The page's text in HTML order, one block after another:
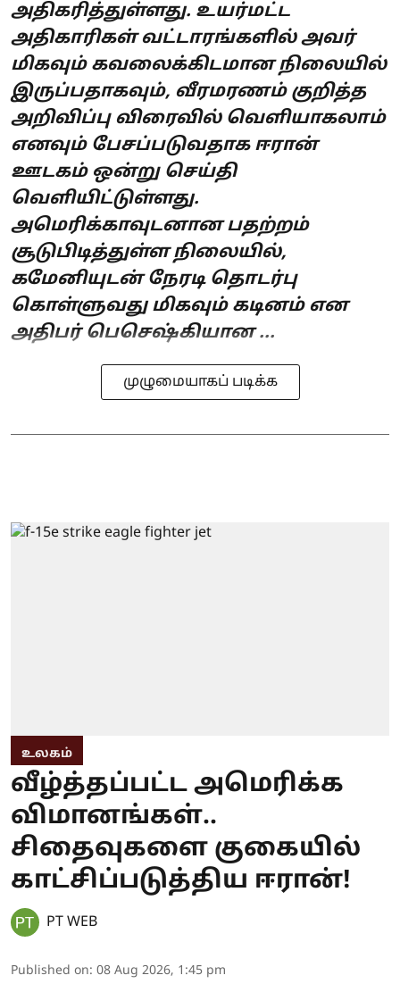
அதிகரித்துள்ளது. உயர்மட்ட
அதிகாரிகள் வட்டாரங்களில் அவர்
மிகவும் கவலைக்கிடமான நிலையில்
இருப்பதாகவும், வீரமரணம் குறித்த
அறிவிப்பு விரைவில் வெளியாகலாம்
எனவும் பேசப்படுவதாக ஈரான்
ஊடகம் ஒன்று செய்தி
வெளியிட்டுள்ளது.
அமெரிக்காவுடனான பதற்றம்
சூடுபிடித்துள்ள நிலையில்,
கமேனியுடன் நேரடி தொடர்பு
கொள்ளுவது மிகவும் கடினம் என
அதிபர் பெசெஷ்கியான ...
முழுமையாகப் படிக்க
உலகம்
வீழ்த்தப்பட்ட அமெரிக்க
விமானங்கள்..
சிதைவுகளை குகையில்
காட்சிப்படுத்திய ஈரான்!
PT WEB
Published on: 08 Aug 2026, 1:45 pm